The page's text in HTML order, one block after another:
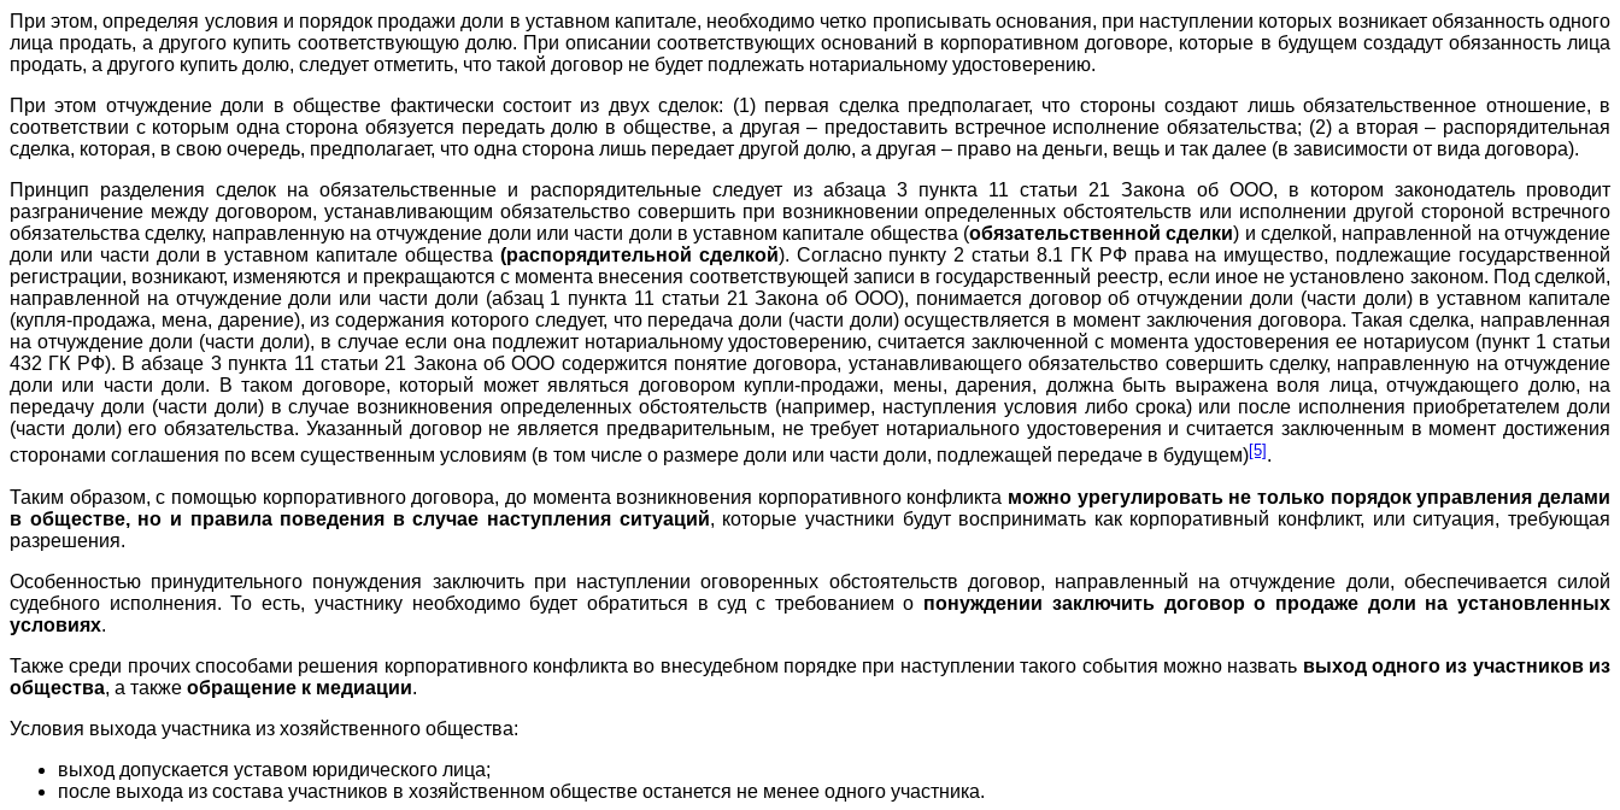
При этом, определяя условия и порядок продажи доли в уставном капитале, необходимо четко прописывать основания, при наступлении которых возникает обязанность одного
лица продать, а другого купить соответствующую долю. При описании соответствующих оснований в корпоративном договоре, которые в будущем создадут обязанность лица
продать, а другого купить долю, следует отметить, что такой договор не будет подлежать нотариальному удостоверению.
При этом отчуждение доли в обществе фактически состоит из двух сделок: (1) первая сделка предполагает, что стороны создают лишь обязательственное отношение, в
соответствии с которым одна сторона обязуется передать долю в обществе, а другая – предоставить встречное исполнение обязательства; (2) а вторая – распорядительная
сделка, которая, в свою очередь, предполагает, что одна сторона лишь передает другой долю, а другая – право на деньги, вещь и так далее (в зависимости от вида договора).
Принцип разделения сделок на обязательственные и распорядительные следует из абзаца 3 пункта 11 статьи 21 Закона об ООО, в котором законодатель проводит
разграничение между договором, устанавливающим обязательство совершить при возникновении определенных обстоятельств или исполнении другой стороной встречного
обязательства сделку, направленную на отчуждение доли или части доли в уставном капитале общества (обязательственной сделки) и сделкой, направленной на отчуждение
доли или части доли в уставном капитале общества (распорядительной сделкой). Согласно пункту 2 статьи 8.1 ГК РФ права на имущество, подлежащие государственной
регистрации, возникают, изменяются и прекращаются с момента внесения соответствующей записи в государственный реестр, если иное не установлено законом. Под сделкой,
направленной на отчуждение доли или части доли (абзац 1 пункта 11 статьи 21 Закона об ООО), понимается договор об отчуждении доли (части доли) в уставном капитале
(купля-продажа, мена, дарение), из содержания которого следует, что передача доли (части доли) осуществляется в момент заключения договора. Такая сделка, направленная
на отчуждение доли (части доли), в случае если она подлежит нотариальному удостоверению, считается заключенной с момента удостоверения ее нотариусом (пункт 1 статьи
432 ГК РФ). В абзаце 3 пункта 11 статьи 21 Закона об ООО содержится понятие договора, устанавливающего обязательство совершить сделку, направленную на отчуждение
доли или части доли. В таком договоре, который может являться договором купли-продажи, мены, дарения, должна быть выражена воля лица, отчуждающего долю, на
передачу доли (части доли) в случае возникновения определенных обстоятельств (например, наступления условия либо срока) или после исполнения приобретателем доли
(части доли) его обязательства. Указанный договор не является предварительным, не требует нотариального удостоверения и считается заключенным в момент достижения
сторонами соглашения по всем существенным условиям (в том числе о размере доли или части доли, подлежащей передаче в будущем)[5].
Таким образом, с помощью корпоративного договора, до момента возникновения корпоративного конфликта можно урегулировать не только порядок управления делами
в обществе, но и правила поведения в случае наступления ситуаций, которые участники будут воспринимать как корпоративный конфликт, или ситуация, требующая
разрешения.
Особенностью принудительного понуждения заключить при наступлении оговоренных обстоятельств договор, направленный на отчуждение доли, обеспечивается силой
судебного исполнения. То есть, участнику необходимо будет обратиться в суд с требованием о понуждении заключить договор о продаже доли на установленных
условиях.
Также среди прочих способами решения корпоративного конфликта во внесудебном порядке при наступлении такого события можно назвать выход одного из участников из
общества, а также обращение к медиации.
Условия выхода участника из хозяйственного общества:
выход допускается уставом юридического лица;
после выхода из состава участников в хозяйственном обществе останется не менее одного участника.